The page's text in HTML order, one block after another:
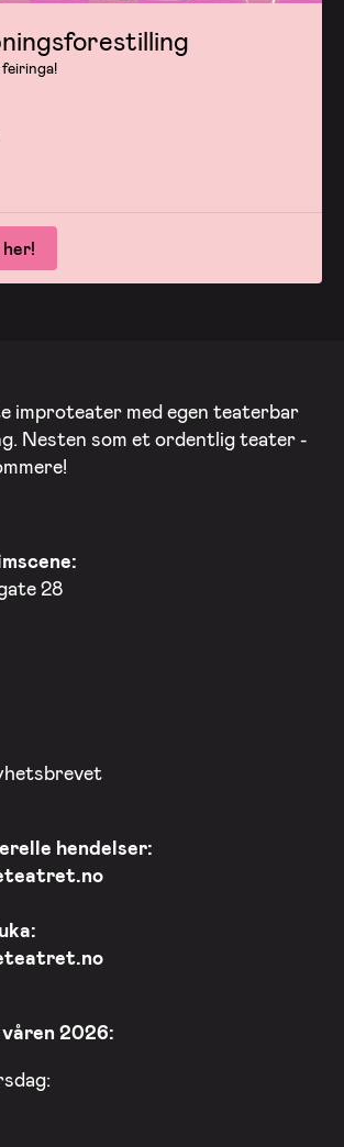
feiringa!
improteater med egen teaterbar
Nesten som et ordentlig teater -
28
hendelser:
2026: